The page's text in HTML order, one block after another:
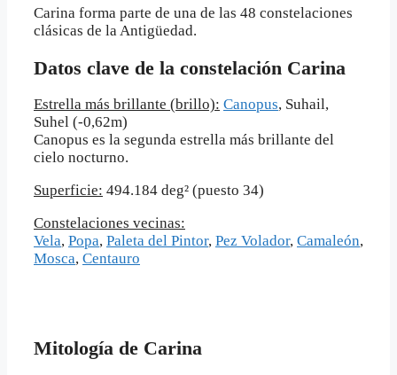
Carina forma parte de una de las 48 constelaciones
clásicas de la Antigüedad.
Datos clave de la constelación Carina
Estrella más brillante (brillo): Canopus, Suhail,
Suhel (-0,62m)
Canopus es la segunda estrella más brillante del
cielo nocturno.
Superficie: 494.184 deg² (puesto 34)
Constelaciones vecinas:
Vela, Popa, Paleta del Pintor, Pez Volador, Camaleón,
Mosca, Centauro
Mitología de Carina